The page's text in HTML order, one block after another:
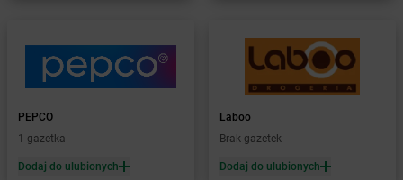
Żabka Białystok
Żabka
Żabka
Żabka Biedrusko
Żabka Bielany Wrocławskie
PEPCO
1 gazetka
Dodaj do ulubionych
Laboo
Brak gazetek
Dodaj do ulubionych